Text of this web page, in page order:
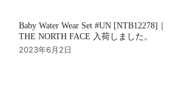
Baby Water Wear Set #UN [NTB12278]｜
THE NORTH FACE 入荷しました。
2023年6月2日